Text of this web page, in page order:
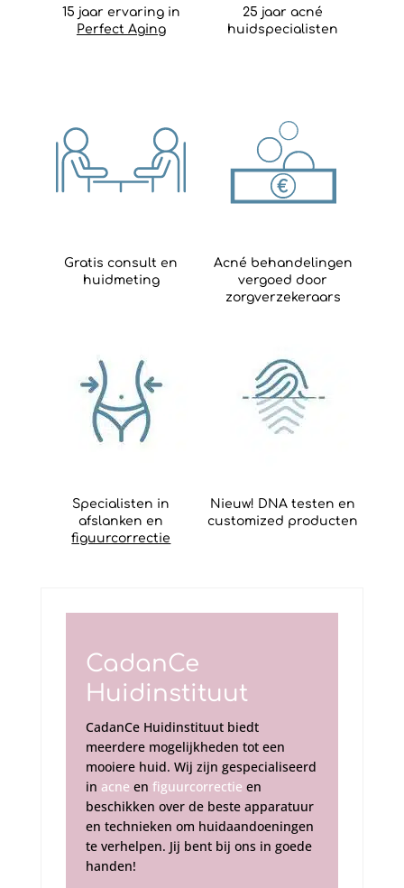
15 jaar ervaring in
Perfect Aging
25 jaar acné
huidspecialisten
Gratis consult en
huidmeting
Acné behandelingen
vergoed door
zorgverzekeraars
Specialisten in
afslanken en
figuurcorrectie
Nieuw! DNA testen en
customized producten
CadanCe
Huidinstituut
CadanCe Huidinstituut biedt
meerdere mogelijkheden tot een
mooiere huid. Wij zijn gespecialiseerd
in acne enfiguurcorrectie en
beschikken over de beste apparatuur
en technieken om huidaandoeningen
te verhelpen. Jij bent bij ons in goede
handen!